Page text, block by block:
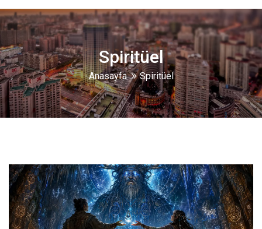
Spiritüel
Anasayfa Spiritüel